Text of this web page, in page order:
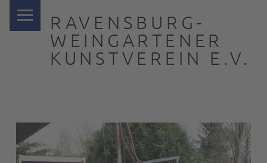
RAVENSBURG-
WEINGARTENER
KUNSTVEREIN E.V.